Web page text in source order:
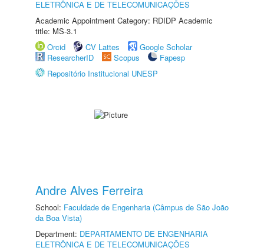
ELETRÔNICA E DE TELECOMUNICAÇÕES
Academic Appointment Category: RDIDP Academic
title: MS-3.1
Orcid
CV Lattes
Google Scholar
ResearcherID
Scopus
Fapesp
Repositório Institucional UNESP
Andre Alves Ferreira
School: Faculdade de Engenharia (Câmpus de São João
da Boa Vista)
Department: DEPARTAMENTO DE ENGENHARIA
ELETRÔNICA E DE TELECOMUNICAÇÕES